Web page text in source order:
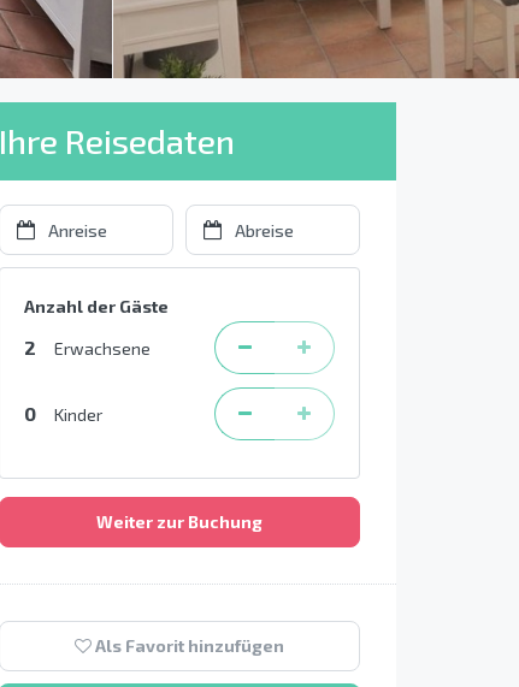
Ihre Reisedaten
Anzahl der Gäste
2 Erwachsene
0 Kinder
Weiter zur Buchung
Als Favorit hinzufügen